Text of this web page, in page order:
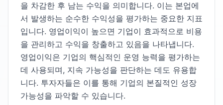
을 차감한 후 남는 수익을 의미합니다. 이는 본업에
서 발생하는 순수한 수익성을 평가하는 중요한 지표
입니다. 영업이익이 높으면 기업이 효과적으로 비용
을 관리하고 수익을 창출하고 있음을 나타냅니다.
영업이익은 기업의 핵심적인 운영 능력을 평가하는
데 사용되며, 지속 가능성을 판단하는 데도 유용합
니다. 투자자들은 이를 통해 기업의 본질적인 성장
가능성을 파악할 수 있습니다.